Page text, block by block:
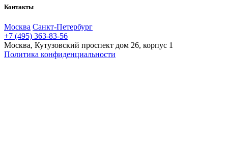
Контакты
Москва Санкт-Петербург
+7 (495) 363-83-56
Москва, Кутузовский проспект дом 26, корпус 1
Политика конфиденциальности